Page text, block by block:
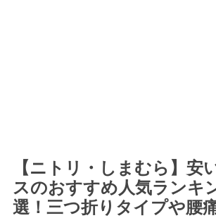
【ニトリ・しまむら】安
スのおすすめ人気ラン
選！三つ折りタイプや腰